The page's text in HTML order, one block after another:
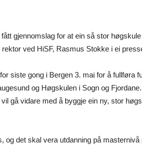
gjennomslag for at ein så stor
ved HiSF, Rasmus Stokke i ei
siste gong i Bergen 3. mai for å fullføra
og Høgskulen i Sogn og
gå vidare med å byggje ein ny, stor
og det skal vera utdanning på masternivå